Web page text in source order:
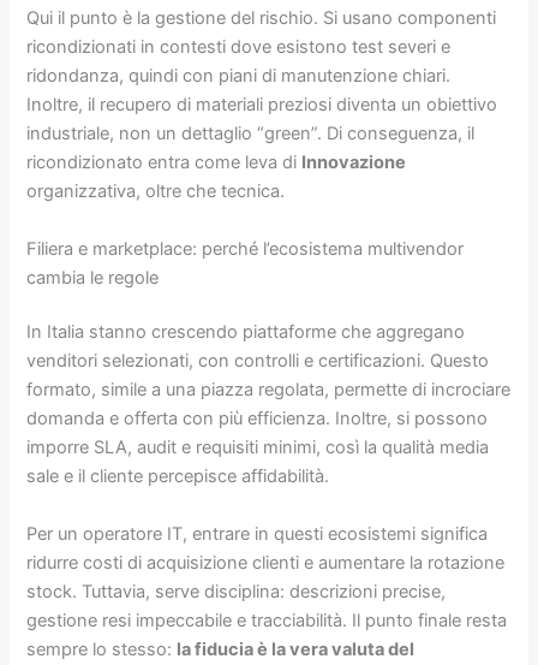
Qui il punto è la gestione del rischio. Si usano componenti
ricondizionati in contesti dove esistono test severi e
ridondanza, quindi con piani di manutenzione chiari.
Inoltre, il recupero di materiali preziosi diventa un obiettivo
industriale, non un dettaglio “green”. Di conseguenza, il
ricondizionato entra come leva di Innovazione
organizzativa, oltre che tecnica.
Filiera e marketplace: perché l’ecosistema multivendor
cambia le regole
In Italia stanno crescendo piattaforme che aggregano
venditori selezionati, con controlli e certificazioni. Questo
formato, simile a una piazza regolata, permette di incrociare
domanda e offerta con più efficienza. Inoltre, si possono
imporre SLA, audit e requisiti minimi, così la qualità media
sale e il cliente percepisce affidabilità.
Per un operatore IT, entrare in questi ecosistemi significa
ridurre costi di acquisizione clienti e aumentare la rotazione
stock. Tuttavia, serve disciplina: descrizioni precise,
gestione resi impeccabile e tracciabilità. Il punto finale resta
sempre lo stesso: la fiducia è la vera valuta del